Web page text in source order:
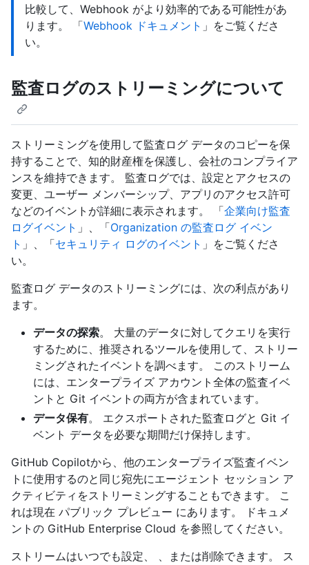
比較して、Webhook がより効率的である可能性があ
ります。 「Webhook ドキュメント 」をご覧くださ
い。
監査ログのストリーミングについて
ストリーミングを使用して監査ログ データのコピーを保
持することで、知的財産権を保護し、会社のコンプライア
ンスを維持できます。 監査ログでは、設定とアクセスの
変更、ユーザー メンバーシップ、アプリのアクセス許可
などのイベントが詳細に表示されます。 「企業向け監査
ログイベント 」、「Organization の監査ログ イベン
ト 」、「セキュリティ ログのイベント 」をご覧くださ
い。
監査ログ データのストリーミングには、次の利点があり
ます。
データの探索。 大量のデータに対してクエリを実行
するために、推奨されるツールを使用して、ストリー
ミングされたイベントを調べます。 このストリーム
には、エンタープライズ アカウント全体の監査イベ
ントと Git イベントの両方が含まれています。
データ保有。 エクスポートされた監査ログと Git イ
ベント データを必要な期間だけ保持します。
GitHub Copilotから、他のエンタープライズ監査イベン
トに使用するのと同じ宛先にエージェント セッション ア
クティビティをストリーミングすることもできます。 こ
れは現在 パブリック プレビュー にあります。
ドキュメ
ントの GitHub Enterprise Cloud を参照してください。
ストリームはいつでも設定、 、または削除できます。 ス